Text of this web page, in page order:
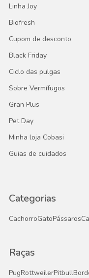
Linha Joy
Biofresh
Cupom de desconto
Black Friday
Ciclo das pulgas
Sobre Vermífugos
Gran Plus
Pet Day
Minha loja Cobasi
Guias de cuidados
Categorias
CachorroGatoPássaros
Raças
PugRottweilerPitbull